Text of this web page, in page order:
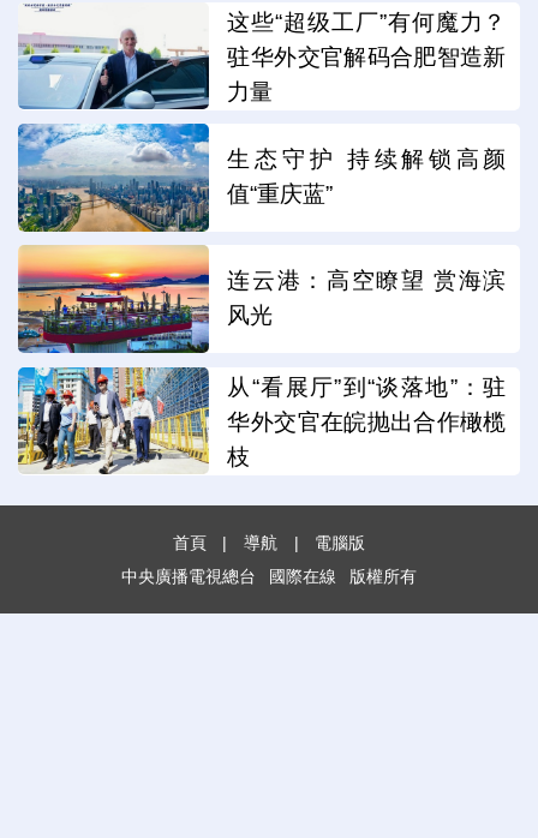
这些“超级工厂”有何魔力？
驻华外交官解码合肥智造新
力量
生态守护 持续解锁高颜
值“重庆蓝”
连云港：高空瞭望 赏海滨
风光
从“看展厅”到“谈落地”：驻
华外交官在皖抛出合作橄榄
枝
首頁 | 導航 |
電腦版
中央廣播電視總台
國際在線 版權所有